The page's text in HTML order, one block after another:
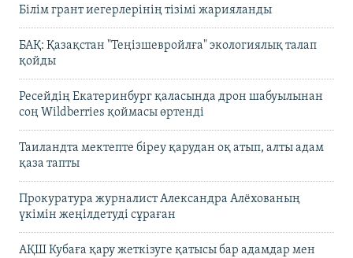
Білім грант иегерлерінің тізімі жарияланды
БАҚ: Қазақстан "Теңізшевройлға" экологиялық талап
қойды
Ресейдің Екатеринбург қаласында дрон шабуылынан
соң Wildberries қоймасы өртенді
Таиландта мектепте біреу қарудан оқ атып, алты адам
қаза тапты
Прокуратура журналист Александра Алёхованың
үкімін жеңілдетуді сұраған
АҚШ Кубаға қару жеткізуге қатысы бар адамдар мен